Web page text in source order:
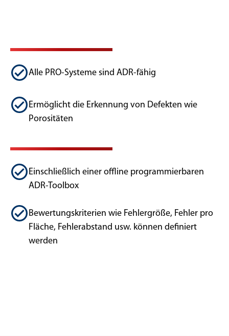
Alle PRO-Systeme sind ADR-fähig
Ermöglicht die Erkennung von Defekten wie
Porositäten
Einschließlich einer offline programmierbaren
ADR-Toolbox
Bewertungskriterien wie Fehlergröße, Fehler pro
Fläche, Fehlerabstand usw. können definiert
werden